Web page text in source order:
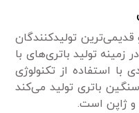
قدیمی‌ترین تولیدکنندگان
سابقه در زمینه تولید باتری‌های با
تولیدی با استفاده از تکنولوژی
باتری تولید می‌کند
و ژاپن است.